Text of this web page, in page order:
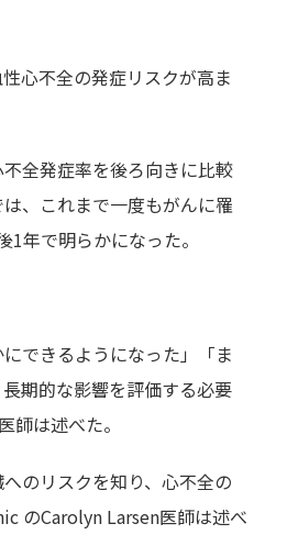
心不全の発症リスクが高ま
全発症率を後ろ向きに比較
、これまで一度もがんに罹
年で明らかになった。
できるようになった」「ま
期的な影響を評価する必要
は述べた。
のリスクを知り、心不全の
のCarolyn Larsen医師は述べ